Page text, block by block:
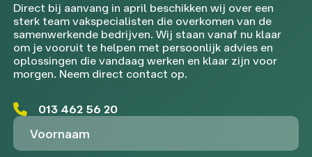
Direct bij aanvang in april beschikken wij over een
sterk team vakspecialisten die overkomen van de
samenwerkende bedrijven. Wij staan vanaf nu klaar
om je vooruit te helpen met persoonlijk advies en
oplossingen die vandaag werken en klaar zijn voor
morgen. Neem direct contact op.
013 462 56 20
Voornaam